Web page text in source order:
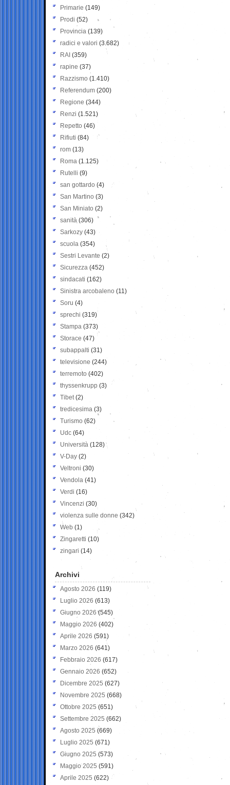
Primarie (149)
Prodi (52)
Provincia (139)
radici e valori (3.682)
RAI (359)
rapine (37)
Razzismo (1.410)
Referendum (200)
Regione (344)
Renzi (1.521)
Repetto (46)
Rifiuti (84)
rom (13)
Roma (1.125)
Rutelli (9)
san gottardo (4)
San Martino (3)
San Miniato (2)
sanità (306)
Sarkozy (43)
scuola (354)
Sestri Levante (2)
Sicurezza (452)
sindacati (162)
Sinistra arcobaleno (11)
Soru (4)
sprechi (319)
Stampa (373)
Storace (47)
subappalti (31)
televisione(244)
terremoto (402)
thyssenkrupp (3)
Tibet(2)
tredicesima (3)
Turismo (62)
Udc (64)
Università (128)
V-Day (2)
Veltroni (30)
Vendola (41)
Verdi (16)
Vincenzi (30)
violenza sulle donne (342)
Web (1)
Zingaretti (10)
zingari (14)
Archivi
Agosto 2026 (119)
Luglio 2026 (613)
Giugno 2026 (545)
Maggio 2026 (402)
Aprile 2026 (591)
Marzo 2026 (641)
Febbraio 2026 (617)
Gennaio 2026 (652)
Dicembre 2025 (627)
Novembre 2025 (668)
Ottobre 2025 (651)
Settembre 2025 (662)
Agosto 2025 (669)
Luglio 2025 (671)
Giugno 2025 (573)
Maggio 2025 (591)
Aprile 2025 (622)